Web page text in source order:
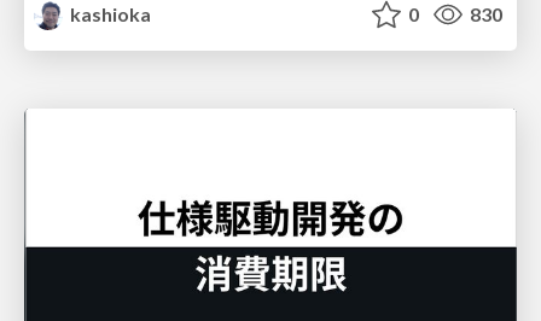
kashioka
0 830